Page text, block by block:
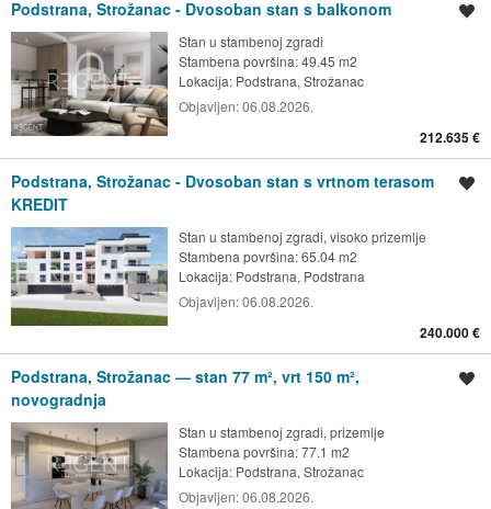
Podstrana, Strožanac - Dvosoban stan s balkonom
Stan u stambenoj zgradi
Stambena površina: 49.45 m2
Lokacija: Podstrana, Strožanac
Objavljen:06.08.2026.
212.635 €
Podstrana, Strožanac - Dvosoban stan s vrtnom terasom
KREDIT
Stan u stambenoj zgradi, visoko prizemlje
Stambena površina: 65.04 m2
Lokacija: Podstrana, Podstrana
Objavljen:06.08.2026.
240.000 €
Podstrana, Strožanac — stan 77 m², vrt 150 m²,
novogradnja
Stan u stambenoj zgradi, prizemlje
Stambena površina: 77.1 m2
Lokacija: Podstrana, Strožanac
Objavljen:06.08.2026.